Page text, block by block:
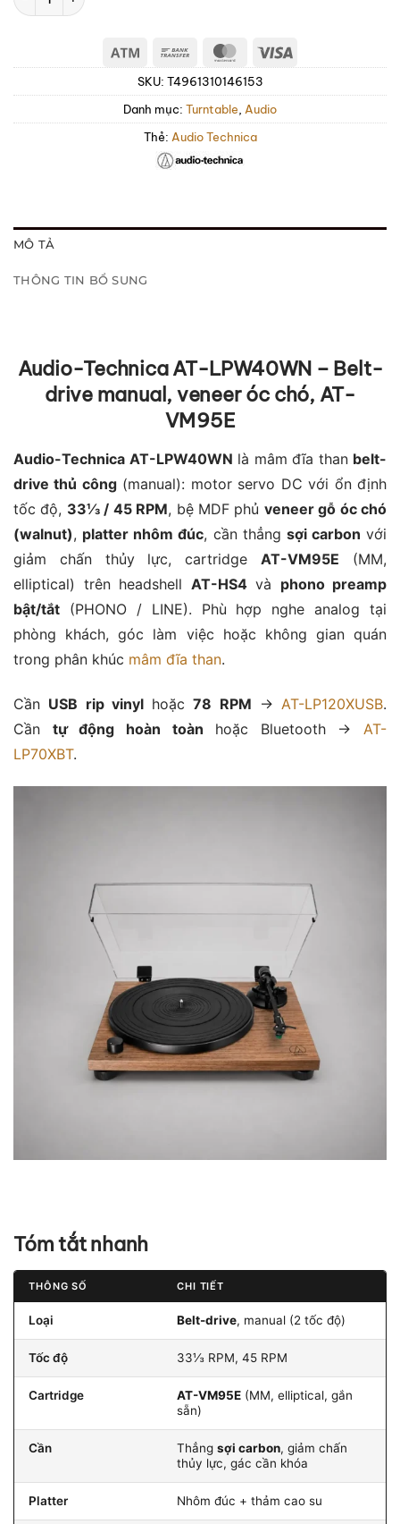
Atm
Bank
Transfer
MasterCard
SKU: T4961310146153
Danh mục: Turntable Audio
Thẻ: Audio Technica
MÔ TẢ
THÔNG TIN BỔ SUNG
Audio-Technica AT-LPW40WN – Belt-
drive manual, veneer óc chó, AT-
VM95E
Audio-Technica AT-LPW40WN là mâm đĩa than belt-
drive thủ công(manual): motor servo DC với ổn định
tốc độ, 33⅓ / 45 RPM, bệ MDF phủ veneer gỗ óc chó
(walnut), platter nhôm đúc, cần thẳng sợi carbon với
giảm chấn thủy lực, cartridgeAT-VM95E (MM,
elliptical) trên headshell AT-HS4và phono preamp
bật/tắt (PHONO / LINE). Phù hợp nghe analog tại
phòng khách, góc làm việc hoặc không gian quán
trong phân khúc mâm đĩa than.
Cần USB rip vinylhoặc78 RPM → AT-LP120XUSB.
Cần tự động hoàn toàn hoặc Bluetooth → AT-
LP70XBT.
Tóm tắt nhanh
THÔNG SỐ CHI TIẾT
Loại Belt-drive, manual (2 tốc độ)
Tốc độ 33⅓ RPM, 45 RPM
Cartridge AT-VM95E (MM, elliptical, gắn
sẵn)
Cần Thẳng sợi carbon, giảm chấn
thủy lực, gác cần khóa
Platter Nhôm đúc + thảm cao su